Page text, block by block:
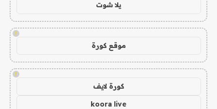
يلا شوت
!
موقع كورة
!
كورة لايف
koora live